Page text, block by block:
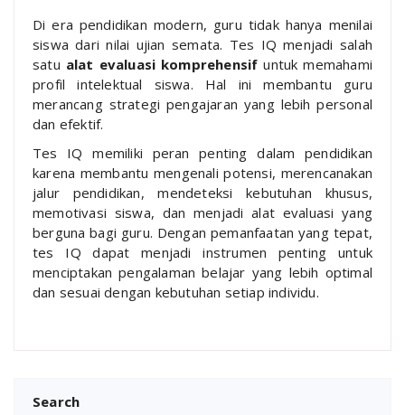
Di era pendidikan modern, guru tidak hanya menilai
siswa dari nilai ujian semata. Tes IQ menjadi salah
satu alat evaluasi komprehensif untuk memahami
profil intelektual siswa. Hal ini membantu guru
merancang strategi pengajaran yang lebih personal
dan efektif.
Tes IQ memiliki peran penting dalam pendidikan
karena membantu mengenali potensi, merencanakan
jalur pendidikan, mendeteksi kebutuhan khusus,
memotivasi siswa, dan menjadi alat evaluasi yang
berguna bagi guru. Dengan pemanfaatan yang tepat,
tes IQ dapat menjadi instrumen penting untuk
menciptakan pengalaman belajar yang lebih optimal
dan sesuai dengan kebutuhan setiap individu.
Search